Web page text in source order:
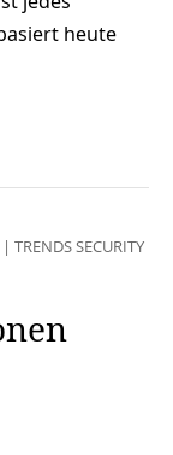
heute
| TRENDS SECURITY